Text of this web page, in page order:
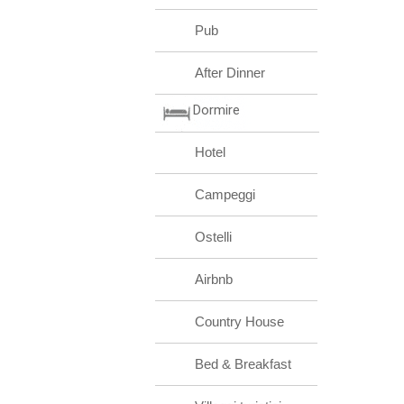
Pub
After Dinner
Dormire
Hotel
Campeggi
Ostelli
Airbnb
Country House
Bed & Breakfast